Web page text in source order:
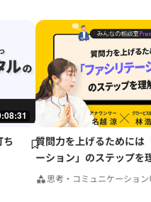
ち
質問力を上げるためには
ーション」のステップを
みんなの相談室Premium
思考・コミュニケーション